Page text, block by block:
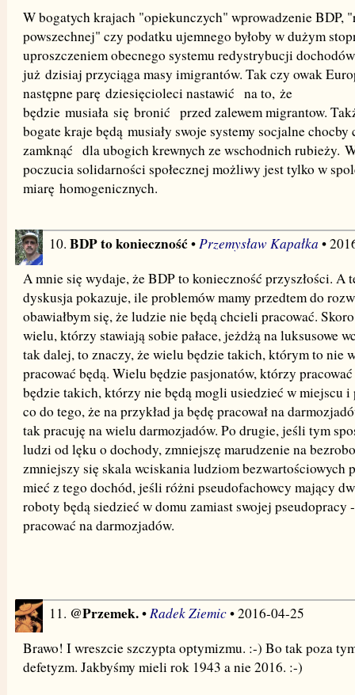
W bogatych krajach "opiekunczych" wprowadzenie BDP,
powszechnej" czy podatku ujemnego byłoby w dużym
uproszczeniem obecnego systemu redystrybucji
już dzisiaj przyciąga masy imigrantów. Tak czy owak
następne parę dziesięcioleci nastawić na to, że
będzie musiała się bronić przed zalewem migrantow.
bogate kraje będą musiały swoje systemy socjalne chocby
zamknąć dla ubogich krewnych ze wschodnich rubieży.
poczucia solidarności społecznej możliwy jest tylko w
miarę homogenicznych.
10. BDP to konieczność• Przemysław Kapałka •
A mnie się wydaje, że BDP to konieczność przyszłości. A
dyskusja pokazuje, ile problemów mamy przedtem do
obawiałbym się, że ludzie nie będą chcieli pracować.
wielu, którzy stawiają sobie pałace, jeżdżą na luksusowe
tak dalej, to znaczy, że wielu będzie takich, którym to nie
pracować będą. Wielu będzie pasjonatów, którzy
będzie takich, którzy nie będą mogli usiedzieć w miejscu i
co do tego, że na przykład ja będę pracował na
tak pracuję na wielu darmozjadów. Po drugie, jeśli tym
ludzi od lęku o dochody, zmniejszę marudzenie na
zmniejszy się skala wciskania ludziom bezwartościowych
mieć z tego dochód, jeśli różni pseudofachowcy mający
roboty będą siedzieć w domu zamiast swojej pseudopracy
pracować na darmozjadów.
11. @Przemek.•Radek Ziemic• 2016-04-25
Brawo! I wreszcie szczypta optymizmu. :-) Bo tak poza
defetyzm. Jakbyśmy mieli rok 1943 a nie 2016. :-)